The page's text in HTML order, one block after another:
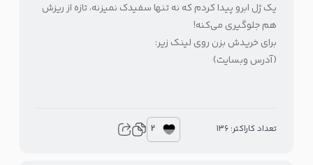
یک ژل ابرو پیدا کردم که نه تنها سفیدک نمیزنه، تازه از ریزش
هم جلوگیری می‌کنه!
برای خریدش بزن روی لینک زیر:
(آدرس وبسایت)
تعداد کاراکتر: 136 2